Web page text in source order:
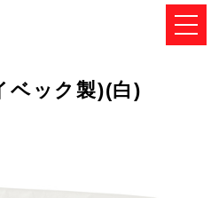
ベック製)(白)